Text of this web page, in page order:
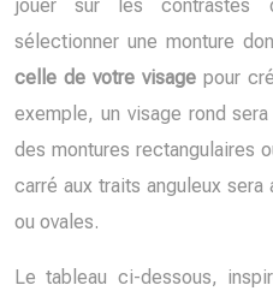
jouer sur les contrastes
sélectionner une monture
celle de votre visage pour
exemple, un visage rond
des montures rectangulaires
carré aux traits anguleux
ou ovales.
Le tableau ci-dessous,